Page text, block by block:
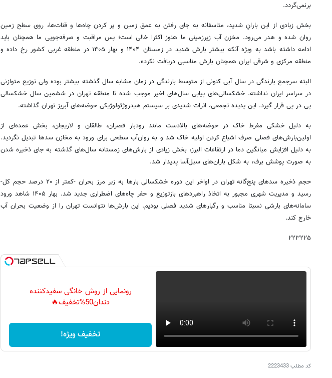
برنمی‌گردد.
بخش زیادی از این بارانِ شدید، متاسفانه به جای رفتن به عمق زمین و پر کردن چاه‌ها و قنات‌ها، روی سطح زمین
روان شده و هدر می‌رود. مخزن آب زیرزمینی ما هنوز اکثرا خالی است؛ پس مراقبت و صرفه‌جویی ما همچنان باید
ادامه داشته باشد به ویژه آنکه بیشتر بارش شدید در زمستان ۱۴۰۴ و بهار ۱۴۰۵ در منطقه غربی کشور رخ داده و
منطقه مرکزی و شرقی ایران همچنان بارش مناسبی دریافت نکرده.
البته سرجمع بارندگی در سال آبی کنونی از متوسط بارندگی در زمان مشابه سال گذشته بیشتر بوده ولی توزیع متوازنی
در سراسر ایران نداشته. خشکسالی‌های پیاپی سال‌های اخیر موجب شده تا منطقه تهران در ششمین سال خشکسالی
پی در پی قرار گیرد. این پدیده تجمعی، اثرات شدیدی بر سیستم هیدروژئولوژیکی حوضه‌های آبریز تهران گذاشته.
به دلیل خشکی مفرط خاک در حوضه‌های بالادست مانند رودبار قصران، طالقان و لاریجان، بخش عمده‌ای از
اولین‌بارش‌های فصلی صرف اشباع کردن اولیه خاک شد و به روان‌آب سطحی برای ورود به مخازن سدها تبدیل نگردید.
به دلیل افزایش میانگین دما در ارتفاعات البرز، بخش زیادی از بارش‌های زمستانه سال‌های گذشته به جای ذخیره شدن
به صورت پوشش برف، به شکل باران‌های سیل‌آسا پدیدار شد.
حجم ذخیره سدهای پنج‌گانه تهران در اواخر این دوره خشکسالی بارها به زیر مرز بحران -کمتر از ۲۰ درصد حجم کل-
رسید و مدیریت شهری مجبور به اتخاذ راهبردهای بازتوزیع و حفر چاه‌های اضطراری جدید شد. بهار ۱۴۰۵ شاهد ورود
سامانه‌های بارشی نسبتا مناسب و رگبارهای شدید فصلی بودیم. این بارش‌ها نتوانست تهران را از وضعیت بحران آب
خارج کند.
۲۲۳۲۲۵
رونمایی از روش خانگی سفیدکننده
دندان50%تخفیف🔥
تخفیف ویژه!
کد مطلب2223433